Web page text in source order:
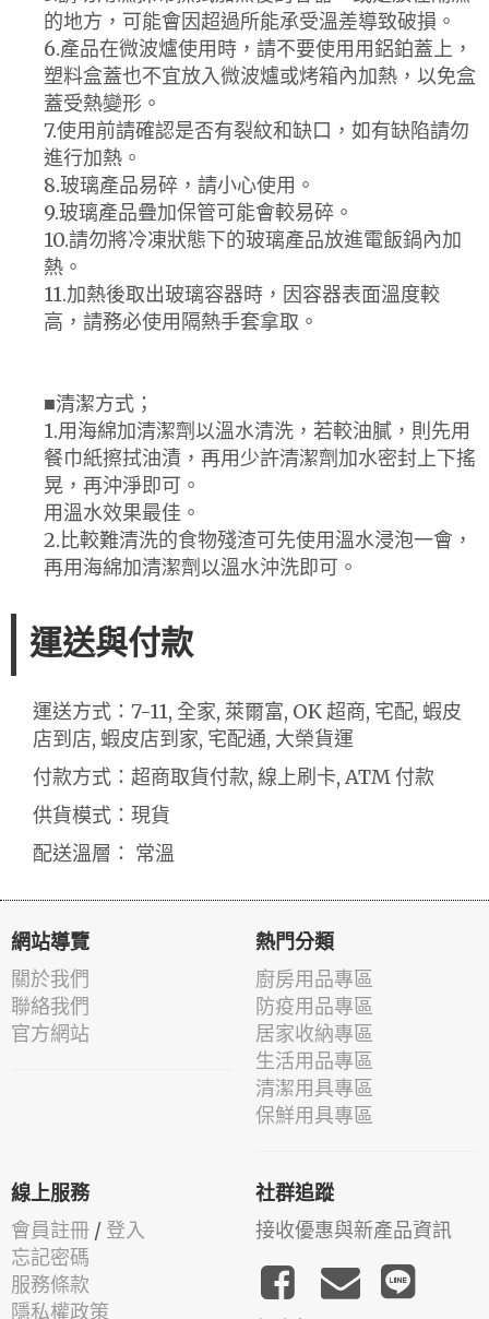
的地方，可能會因超過所能承受溫差導致破損。
6.產品在微波爐使用時，請不要使用用鋁鉑蓋上，
塑料盒蓋也不宜放入微波爐或烤箱內加熱，以免盒
蓋受熱變形。
7.使用前請確認是否有裂紋和缺口，如有缺陷請勿
進行加熱。
8.玻璃產品易碎，請小心使用。
9.玻璃產品疊加保管可能會較易碎。
10.請勿將冷凍狀態下的玻璃產品放進電飯鍋內加
熱。
11.加熱後取出玻璃容器時，因容器表面溫度較
高，請務必使用隔熱手套拿取。
■清潔方式；
1.用海綿加清潔劑以溫水清洗，若較油膩，則先用
餐巾紙擦拭油漬，再用少許清潔劑加水密封上下搖
晃，再沖淨即可。
用溫水效果最佳。
2.比較難清洗的食物殘渣可先使用溫水浸泡一會，
再用海綿加清潔劑以溫水沖洗即可。
運送與付款
運送方式：7-11, 全家, 萊爾富, OK 超商, 宅配, 蝦皮
店到店, 蝦皮店到家, 宅配通, 大榮貨運
付款方式：超商取貨付款, 線上刷卡, ATM 付款
供貨模式：現貨
配送溫層： 常溫
網站導覽
關於我們
聯絡我們
官方網站
熱門分類
廚房用品專區
防疫用品專區
居家收納專區
生活用品專區
清潔用具專區
保鮮用具專區
線上服務
會員註冊 / 登入
忘記密碼
服務條款
隱私權政策
社群追蹤
接收優惠與新產品資訊